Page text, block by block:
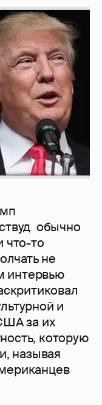
обычно
что-то
не
интервью
и
за их
которую
называя